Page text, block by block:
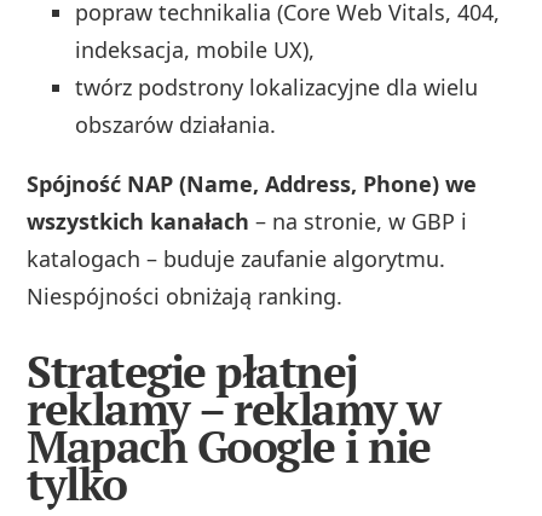
popraw technikalia (Core Web Vitals, 404,
indeksacja, mobile UX),
twórz podstrony lokalizacyjne dla wielu
obszarów działania.
Spójność NAP (Name, Address, Phone) we
wszystkich kanałach – na stronie, w GBP i
katalogach – buduje zaufanie algorytmu.
Niespójności obniżają ranking.
Strategie płatnej
reklamy – reklamy w
Mapach Google i nie
tylko